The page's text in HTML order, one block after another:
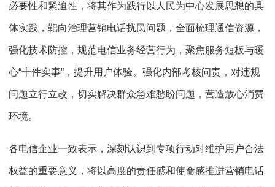
必要性和紧迫性，将其作为践行以人民为中心发展思想的具
体实践，靶向治理营销电话扰民问题，全面梳理通信资源，
强化技术防控，规范电信业务经营行为，聚焦服务短板与暖
心“十件实事”，提升用户体验。强化内部考核问责，对违规
问题立行立改，切实解决群众急难愁盼问题，营造放心消费
环境。
各电信企业一致表示，深刻认识到专项行动对维护用户合法
权益的重要意义，将以高度的责任感和使命感推进营销电话